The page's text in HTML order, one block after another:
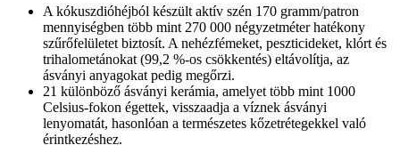
A kókuszdióhéjból készült aktív szén 170 gramm/patron
mennyiségben több mint 270 000 négyzetméter hatékony
szűrőfelületet biztosít. A nehézfémeket, peszticideket, klórt és
trihalometánokat (99,2 %-os csökkentés) eltávolítja, az
ásványi anyagokat pedig megőrzi.
21 különböző ásványi kerámia, amelyet több mint 1000
Celsius-fokon égettek, visszaadja a víznek ásványi
lenyomatát, hasonlóan a természetes kőzetrétegekkel való
érintkezéshez.